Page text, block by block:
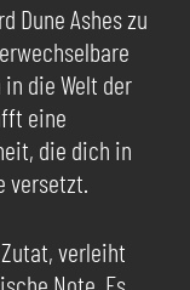
Dune Ashes zu
die Welt der
eine
die dich in
versetzt.
verleiht